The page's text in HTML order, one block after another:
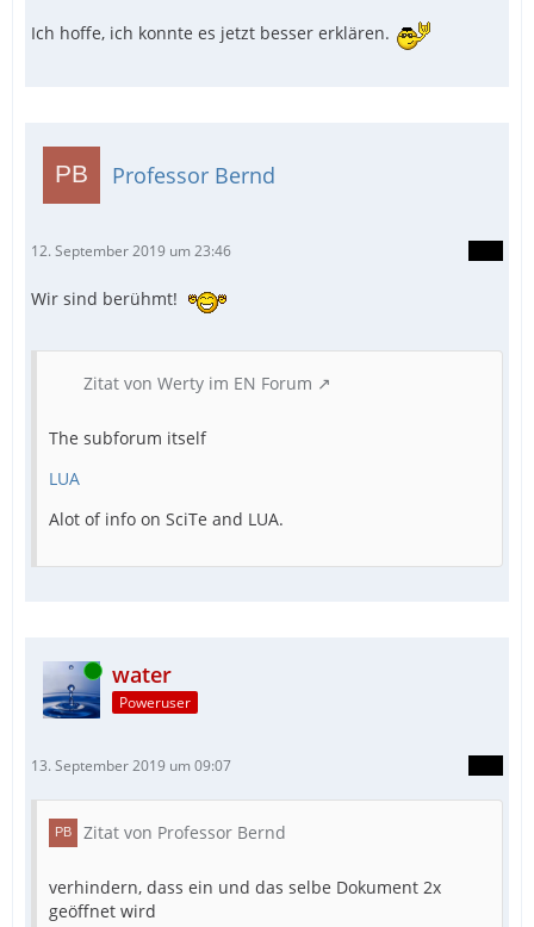
Ich hoffe, ich konnte es jetzt besser erklären.
Professor Bernd
12. September 2019 um 23:46
Wir sind berühmt!
Zitat von Werty im EN Forum
The subforum itself
LUA
Alot of info on SciTe and LUA.
Online water
Poweruser
13. September 2019 um 09:07
Zitat von Professor Bernd
verhindern, dass ein und das selbe Dokument 2x
geöffnet wird